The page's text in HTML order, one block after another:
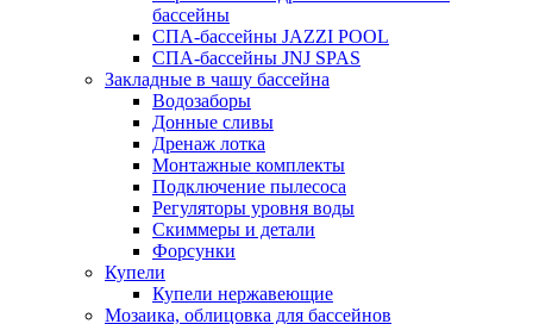
бассейны
СПА-бассейны JAZZI POOL
СПА-бассейны JNJ SPAS
Закладные в чашу бассейна
Водозаборы
Донные сливы
Дренаж лотка
Монтажные комплекты
Подключение пылесоса
Регуляторы уровня воды
Скиммеры и детали
Форсунки
Купели
Купели нержавеющие
Мозаика, облицовка для бассейнов